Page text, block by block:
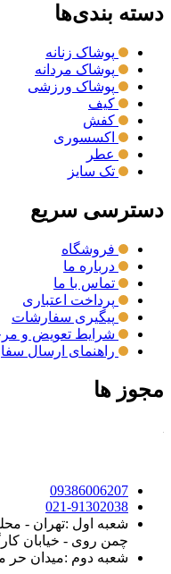
دسته بندی‌ها
پوشاک زنانه
پوشاک مردانه
پوشاک ورزشی
کیف
کفش
اکسسوری
عطر
تک سایز
دسترسی سریع
فروشگاه
درباره ما
تماس با ما
پرداخت اعتباری
پیگیری سفارشات
شرایط تعویض و
راهنمای ارسال
مجوز ها
09386006207
021-91302038
شعبه اول :تهران -
چمن روی - خیابان کارگر - پلاک :
شعبه دوم :میدان حر